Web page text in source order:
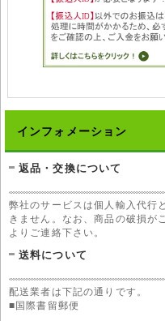
インフォメーション
返品・交換について
弊社のサービスは個人輸入代行
きません。なお、商品の破損が
よりご連絡下さい。
送料について
配送業者は下記の通りです。
■国際書留郵便